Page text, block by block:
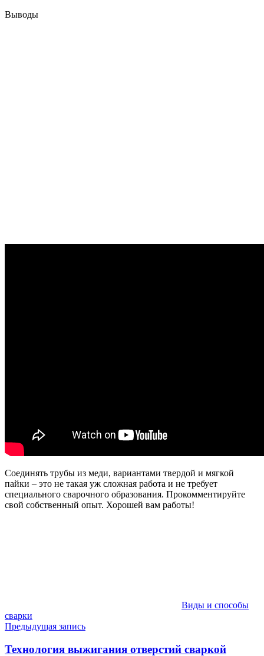
Выводы
Соединять трубы из меди, вариантами твердой и мягкой
пайки – это не такая уж сложная работа и не требует
специального сварочного образования. Прокомментируйте
свой собственный опыт. Хорошей вам работы!
Виды и способы
сварки
Навигация
по
Предыдущая запись
Технология выжигания отверстий сваркой